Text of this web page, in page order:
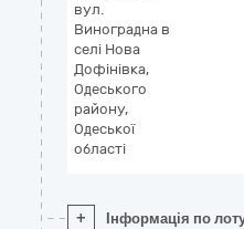
вул.
Виноградна в
селі Нова
Дофінівка,
Одеського
району,
Одеської
області
+ Інформація по